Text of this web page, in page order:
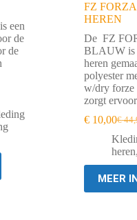
een
de
de
FZ
HEREN
De FZ
BLAUW is
heren
polyester
w/dry forze
zorgt
€
prijs
was:
€
€10,00
prijs
is:
€
heren
MEER